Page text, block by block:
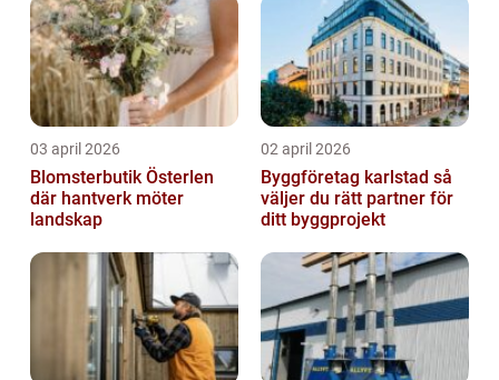
03 april 2026
Blomsterbutik Österlen
där hantverk möter
landskap
02 april 2026
Byggföretag karlstad så
väljer du rätt partner för
ditt byggprojekt